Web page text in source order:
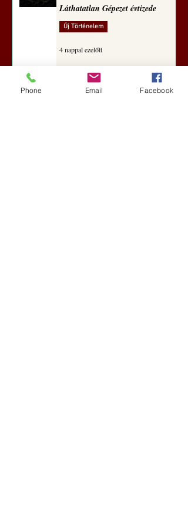
Láthatatlan Gépezet évtizede
Új Történelem
4 nappal ezelőtt
Darai Lajos: Naplóbölcsességeim
Phone Email Facebook